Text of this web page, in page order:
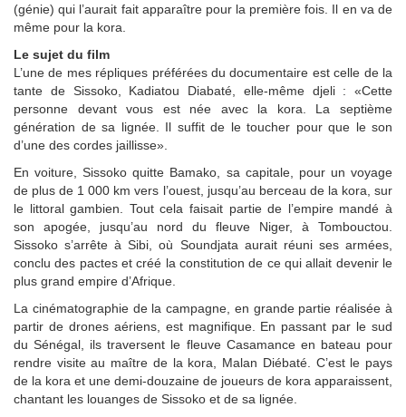
(génie) qui l’aurait fait apparaître pour la première fois. Il en va de
même pour la kora.
Le sujet du film
L’une de mes répliques préférées du documentaire est celle de la
tante de Sissoko, Kadiatou Diabaté, elle-même djeli : «Cette
personne devant vous est née avec la kora. La septième
génération de sa lignée. Il suffit de le toucher pour que le son
d’une des cordes jaillisse».
En voiture, Sissoko quitte Bamako, sa capitale, pour un voyage
de plus de 1 000 km vers l’ouest, jusqu’au berceau de la kora, sur
le littoral gambien. Tout cela faisait partie de l’empire mandé à
son apogée, jusqu’au nord du fleuve Niger, à Tombouctou.
Sissoko s’arrête à Sibi, où Soundjata aurait réuni ses armées,
conclu des pactes et créé la constitution de ce qui allait devenir le
plus grand empire d’Afrique.
La cinématographie de la campagne, en grande partie réalisée à
partir de drones aériens, est magnifique. En passant par le sud
du Sénégal, ils traversent le fleuve Casamance en bateau pour
rendre visite au maître de la kora, Malan Diébaté. C’est le pays
de la kora et une demi-douzaine de joueurs de kora apparaissent,
chantant les louanges de Sissoko et de sa lignée.